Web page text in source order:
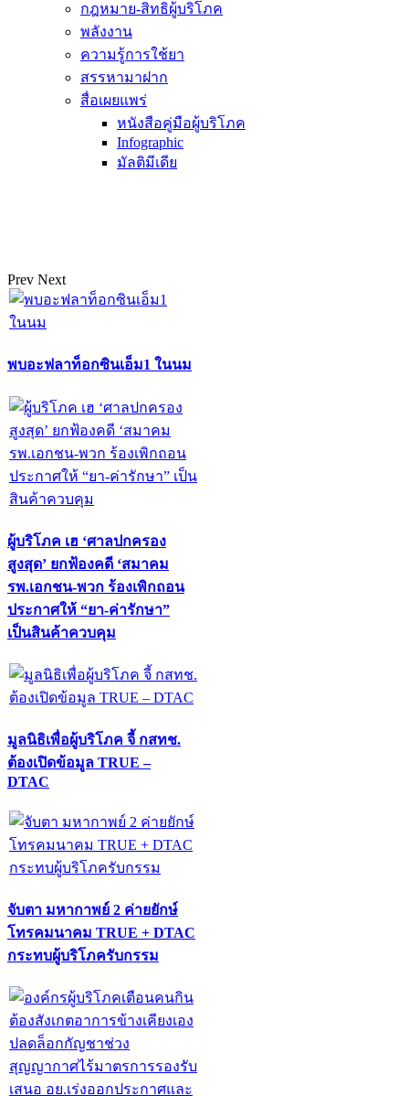
กฎหมาย-สิทธิผู้บริโภค
พลังงาน
ความรู้การใช้ยา
สรรหามาฝาก
สื่อเผยแพร่
หนังสือคู่มือผู้บริโภค
Infographic
มัลติมีเดีย
Prev Next
พบอะฟลาท็อกซินเอ็ม1 ในนม
ผู้บริโภค เฮ ‘ศาลปกครอง
สูงสุด’ ยกฟ้องคดี ‘สมาคม
รพ.เอกชน-พวก ร้องเพิกถอน
ประกาศให้ “ยา-ค่ารักษา”
เป็นสินค้าควบคุม
มูลนิธิเพื่อผู้บริโภค จี้ กสทช.
ต้องเปิดข้อมูล TRUE –
DTAC
จับตา มหากาพย์ 2 ค่ายยักษ์
โทรคมนาคม TRUE + DTAC
กระทบผู้บริโภครับกรรม